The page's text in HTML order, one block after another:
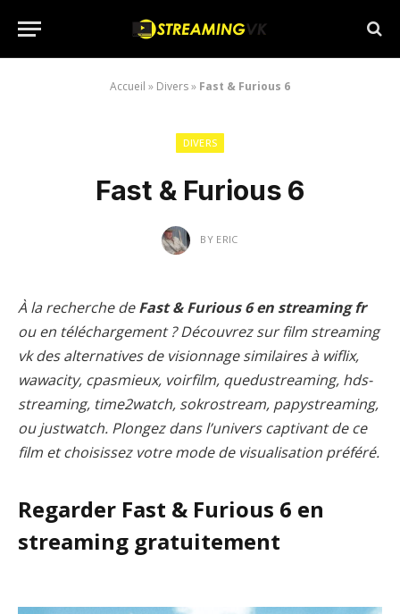
Accueil » Divers» Fast & Furious 6
DIVERS
Fast & Furious 6
BY ERIC
À la recherche deFast & Furious 6 en streaming fr
ou en téléchargement ? Découvrez sur film streaming
vk des alternatives de visionnage similaires à wiflix,
wawacity, cpasmieux, voirfilm, quedustreaming, hds-
streaming, time2watch, sokrostream, papystreaming,
ou justwatch. Plongez dans l’univers captivant de ce
film et choisissez votre mode de visualisation préféré.
Regarder Fast & Furious 6 en
streaming gratuitement